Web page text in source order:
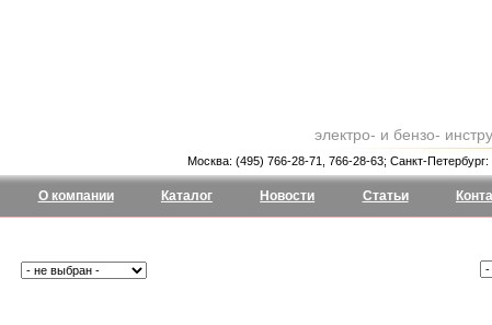
электро- и бензо-
Москва: (495) 766-28-71, 766-28-63; Санкт-
О компании Каталог Новости Статьи